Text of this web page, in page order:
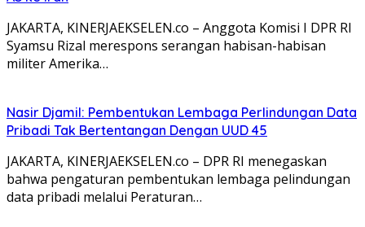
JAKARTA, KINERJAEKSELEN.co – Anggota Komisi I DPR RI
Syamsu Rizal merespons serangan habisan-habisan
militer Amerika…
Nasir Djamil: Pembentukan Lembaga Perlindungan Data
Pribadi Tak Bertentangan Dengan UUD 45
JAKARTA, KINERJAEKSELEN.co – DPR RI menegaskan
bahwa pengaturan pembentukan lembaga pelindungan
data pribadi melalui Peraturan…